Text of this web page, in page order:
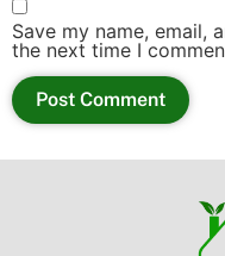
Save my name, email,
the next time I